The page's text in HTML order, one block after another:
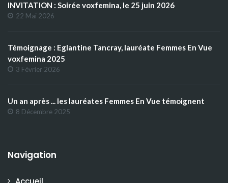
INVITATION : Soirée voxfemina, le 25 juin 2026
22 Mai 2026
Témoignage : Eglantine Tancray, lauréate Femmes En Vue
voxfemina 2025
3 Février 2026
Un an après ... les lauréates Femmes En Vue témoignent
8 Décembre 2025
Navigation